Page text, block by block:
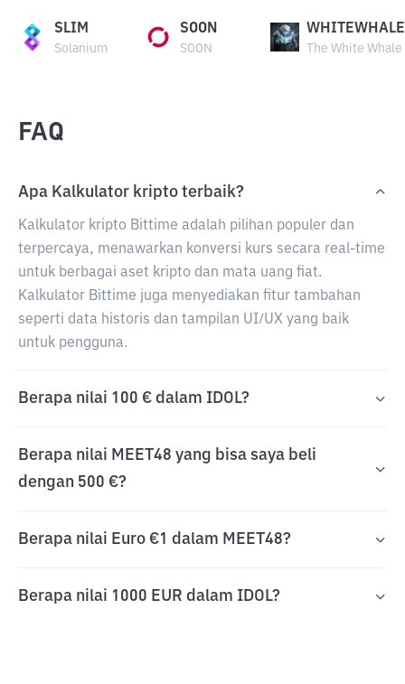
SLIM
Solanium
SOON
SOON
WHITEWHALE
The White Whale
FAQ
Apa Kalkulator kripto terbaik?
Kalkulator kripto Bittime adalah pilihan populer dan
terpercaya, menawarkan konversi kurs secara real-time
untuk berbagai aset kripto dan mata uang fiat.
Kalkulator Bittime juga menyediakan fitur tambahan
seperti data historis dan tampilan UI/UX yang baik
untuk pengguna.
Berapa nilai 100 € dalam IDOL?
Berapa nilai MEET48 yang bisa saya beli
dengan 500 €?
Berapa nilai Euro €1 dalam MEET48?
Berapa nilai 1000 EUR dalam IDOL?